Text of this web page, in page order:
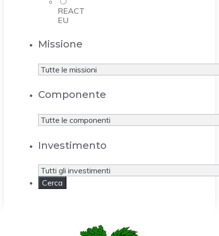
REACT
EU
Missione
Componente
Investimento